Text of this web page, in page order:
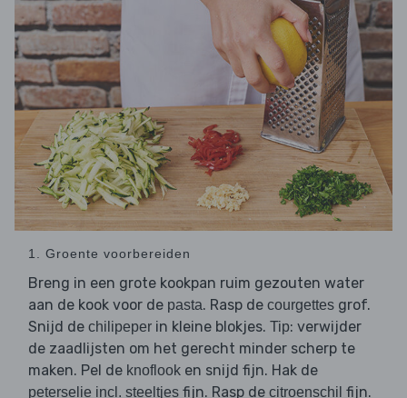
1. Groente voorbereiden
Breng in een grote kookpan ruim gezouten water
aan de kook voor de pasta. Rasp de courgettes grof.
Snijd de chilipeper in kleine blokjes. Tip: verwijder
de zaadlijsten om het gerecht minder scherp te
maken. Pel de knoflook en snijd fijn. Hak de
peterselie incl. steeltjes fijn. Rasp de citroenschil fijn.